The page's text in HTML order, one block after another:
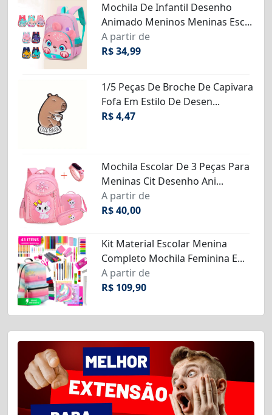
Mochila De Infantil Desenho
Animado Meninos Meninas Esc...
A partir de
R$ 34,99
1/5 Peças De Broche De Capivara
Fofa Em Estilo De Desen...
R$ 4,47
Mochila Escolar De 3 Peças Para
Meninas Cit Desenho Ani...
A partir de
R$ 40,00
Kit Material Escolar Menina
Completo Mochila Feminina E...
A partir de
R$ 109,90